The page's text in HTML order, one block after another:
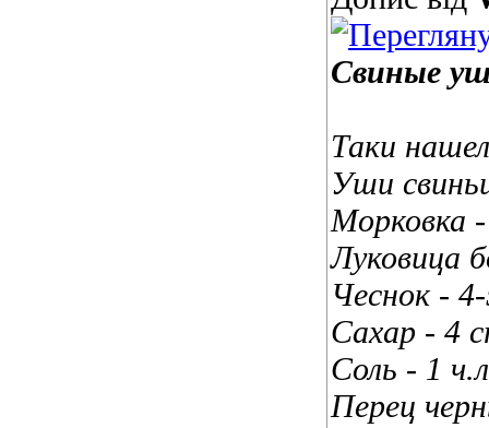
Свиные
Таки
Уши
Морковка
Луковица
Чеснок -
Сахар - 4
Соль - 1
Перец